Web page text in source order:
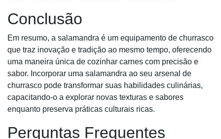
Conclusão
Em resumo, a salamandra é um equipamento de churrasco
que traz inovação e tradição ao mesmo tempo, oferecendo
uma maneira única de cozinhar carnes com precisão e
sabor. Incorporar uma salamandra ao seu arsenal de
churrasco pode transformar suas habilidades culinárias,
capacitando-o a explorar novas texturas e sabores
enquanto preserva práticas culturais ricas.
Perguntas Frequentes